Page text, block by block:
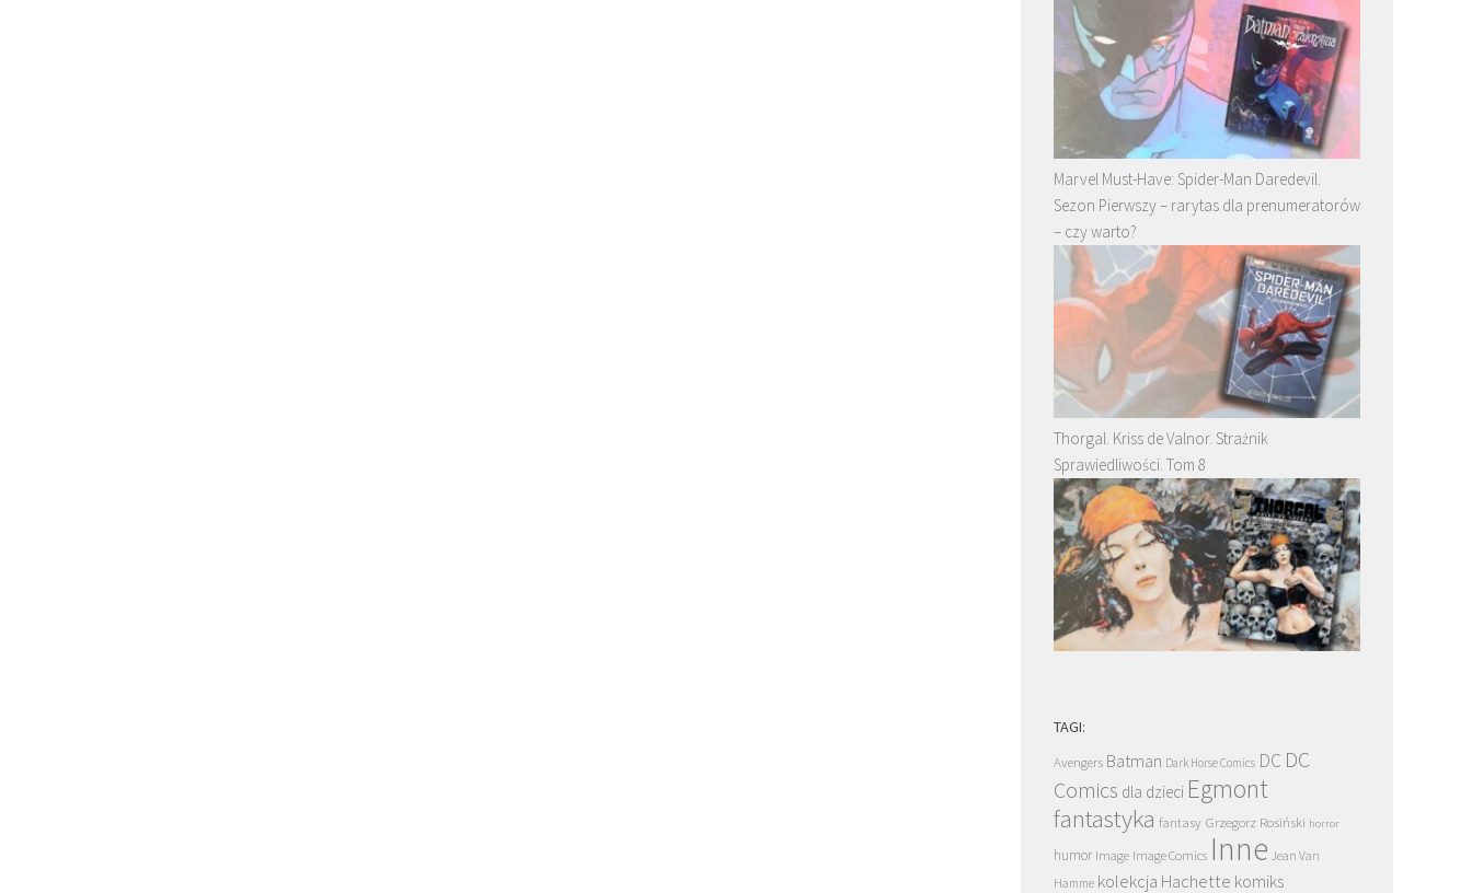
Marvel Must-Have: Spider-Man Daredevil.
Sezon Pierwszy – rarytas dla prenumeratorów
– czy warto?
Thorgal. Kriss de Valnor. Strażnik
Sprawiedliwości. Tom 8
TAGI:
Avengers Batman Dark Horse Comics DC DC
Comics dla dzieci Egmont
fantastyka fantasy Grzegorz Rosiński horror
humor Image Image Comics Inne Jean Van
Hamme kolekcja Hachette komiks